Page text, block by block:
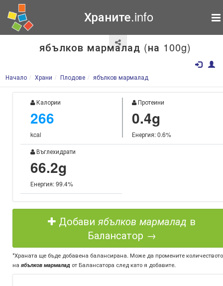
Храните.info
ябълков мармалад (на 100g)
Начало Храни Плодове ябълков мармалад
Калории
266
kcal
Протеини
0.4g
Енергия: 0.6%
Въглехидрати
66.2g
Енергия: 99.4%
Добавиябълков мармалад в
Балансатор →
*Храната ще бъде добавена балансирана. Може да промените количеството
на ябълков мармалад от Балансатора след като я добавите.